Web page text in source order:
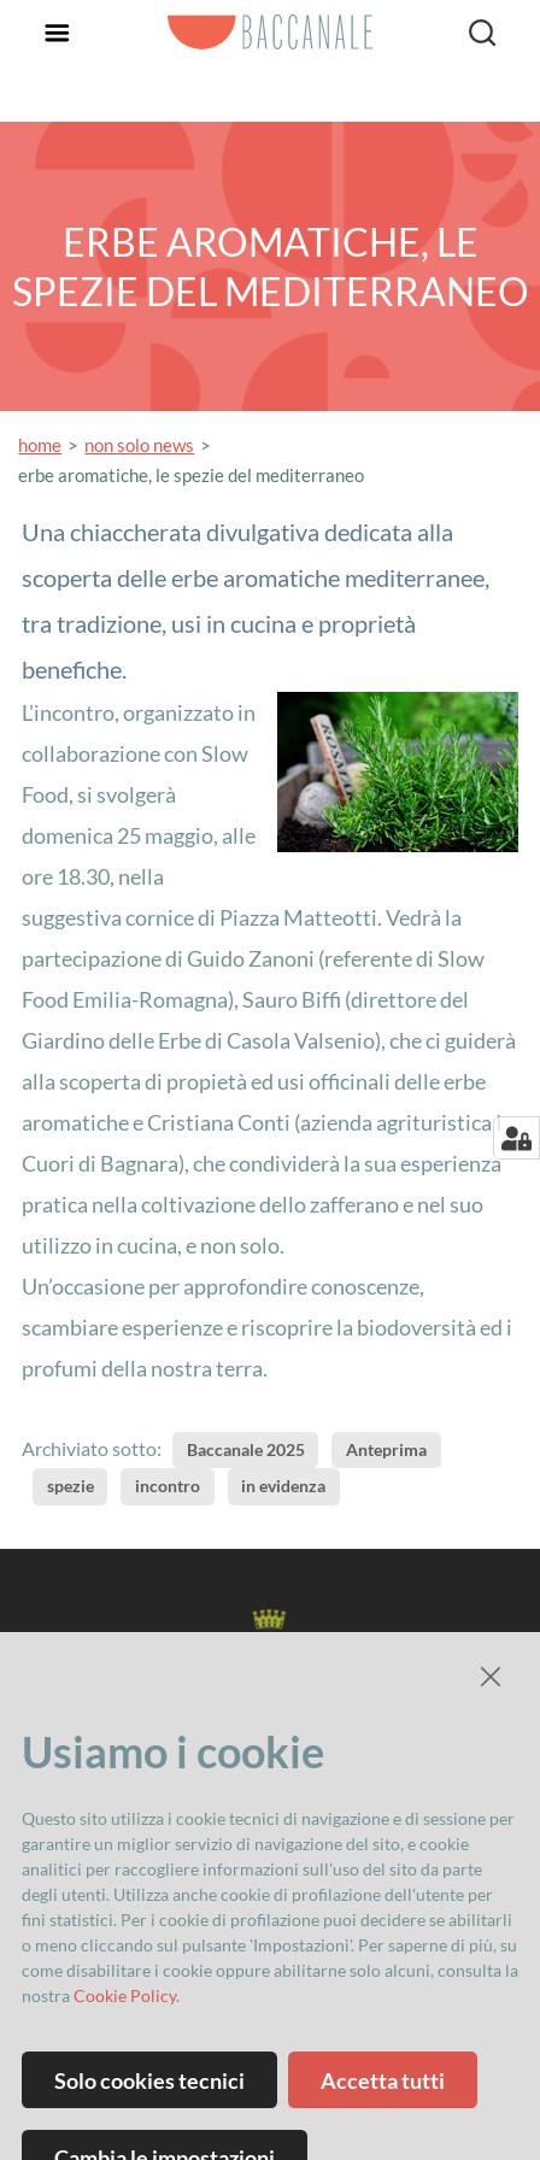
ERBE AROMATICHE, LE
SPEZIE DEL MEDITERRANEO
home
non solo news
erbe aromatiche, le spezie del mediterraneo
Una chiaccherata divulgativa dedicata alla
scoperta delle erbe aromatiche mediterranee,
tra tradizione, usi in cucina e proprietà
benefiche.
L'incontro, organizzato in
collaborazione con Slow
Food, si svolgerà
domenica 25 maggio, alle
ore 18.30, nella
suggestiva cornice di Piazza Matteotti. Vedrà la
partecipazione di Guido Zanoni (referente di Slow
Food Emilia-Romagna), Sauro Biffi (direttore del
Giardino delle Erbe di Casola Valsenio), che ci guiderà
alla scoperta di propietà ed usi officinali delle erbe
aromatiche e Cristiana Conti (azienda agrituristica I
Cuori di Bagnara), che condividerà la sua esperienza
pratica nella coltivazione dello zafferano e nel suo
utilizzo in cucina, e non solo.
Un’occasione per approfondire conoscenze,
scambiare esperienze e riscoprire la biodoversità ed i
profumi della nostra terra.
Archiviato sotto: Baccanale 2025
Anteprima
spezie
incontro in evidenza
Comune di Imola
Servizio Attività culturali
via Cavour, 84 40026 Imola
Tel. 0542 602300
attivita.culturali@comune.imola.bo.it
Nell’impossibilità di contattare personalmente
tutte le persone fotografate, precisiamo che le
stesse possono in qualsiasi momento chiedere di
essere oscurate in una o più foto inviando una e-
Usiamo i cookie
Questo sito utilizza i cookie tecnici di navigazione e di sessione per
garantire un miglior servizio di navigazione del sito, e cookie
analitici per raccogliere informazioni sull'uso del sito da parte
degli utenti. Utilizza anche cookie di profilazione dell'utente per
fini statistici. Per i cookie di profilazione puoi decidere se abilitarli
o meno cliccando sul pulsante 'Impostazioni'. Per saperne di più, su
come disabilitare i cookie oppure abilitarne solo alcuni, consulta la
nostraCookie Policy.
Solo cookies tecnici Accetta tutti